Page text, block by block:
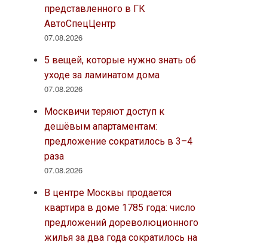
представленного в ГК
АвтоСпецЦентр
07.08.2026
5 вещей, которые нужно знать об
уходе за ламинатом дома
07.08.2026
Москвичи теряют доступ к
дешёвым апартаментам:
предложение сократилось в 3–4
раза
07.08.2026
В центре Москвы продается
квартира в доме 1785 года: число
предложений дореволюционного
жилья за два года сократилось на